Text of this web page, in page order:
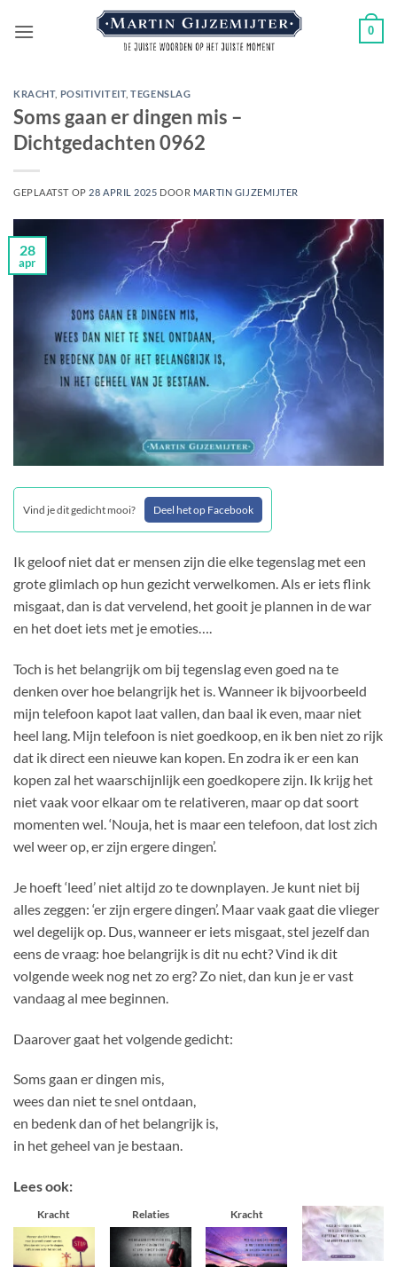
naar
0
KRACHT, POSITIVITEIT,TEGENSLAG
Soms gaan er dingen mis –
Dichtgedachten 0962
GEPLAATST OP 28 APRIL 2025 DOOR MARTIN GIJZEMIJTER
28
apr
Vind je dit gedicht mooi? Deel het op Facebook
Ik geloof niet dat er mensen zijn die elke tegenslag met een
grote glimlach op hun gezicht verwelkomen. Als er iets flink
misgaat, dan is dat vervelend, het gooit je plannen in de war
en het doet iets met je emoties….
Toch is het belangrijk om bij tegenslag even goed na te
denken over hoe belangrijk het is. Wanneer ik bijvoorbeeld
mijn telefoon kapot laat vallen, dan baal ik even, maar niet
heel lang. Mijn telefoon is niet goedkoop, en ik ben niet zo rijk
dat ik direct een nieuwe kan kopen. En zodra ik er een kan
kopen zal het waarschijnlijk een goedkopere zijn. Ik krijg het
niet vaak voor elkaar om te relativeren, maar op dat soort
momenten wel. ‘Nouja, het is maar een telefoon, dat lost zich
wel weer op, er zijn ergere dingen’.
Je hoeft ‘leed’ niet altijd zo te downplayen. Je kunt niet bij
alles zeggen: ‘er zijn ergere dingen’. Maar vaak gaat die vlieger
wel degelijk op. Dus, wanneer er iets misgaat, stel jezelf dan
eens de vraag: hoe belangrijk is dit nu echt? Vind ik dit
volgende week nog net zo erg? Zo niet, dan kun je er vast
vandaag al mee beginnen.
Daarover gaat het volgende gedicht:
Soms gaan er dingen mis,
wees dan niet te snel ontdaan,
en bedenk dan of het belangrijk is,
in het geheel van je bestaan.
Lees ook:
Kracht Relaties Kracht